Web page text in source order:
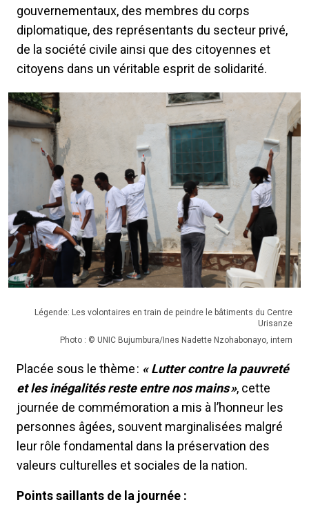
gouvernementaux, des membres du corps
diplomatique, des représentants du secteur privé,
de la société civile ainsi que des citoyennes et
citoyens dans un véritable esprit de solidarité.
Légende: Les volontaires en train de peindre le bâtiments du Centre
Urisanze
Photo : © UNIC Bujumbura/Ines Nadette Nzohabonayo, intern
Placée sous le thème : « Lutter contre la pauvreté
et les inégalités reste entre nos mains », cette
journée de commémoration a mis à l’honneur les
personnes âgées, souvent marginalisées malgré
leur rôle fondamental dans la préservation des
valeurs culturelles et sociales de la nation.
Points saillants de la journée :